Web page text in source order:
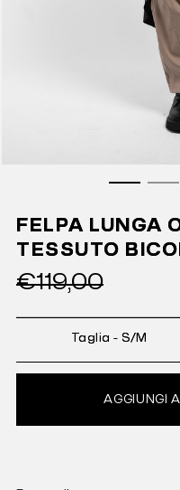
FELPA LUNGA
TESSUTO
€119,00
Taglia - S/M
AGGIUNGI